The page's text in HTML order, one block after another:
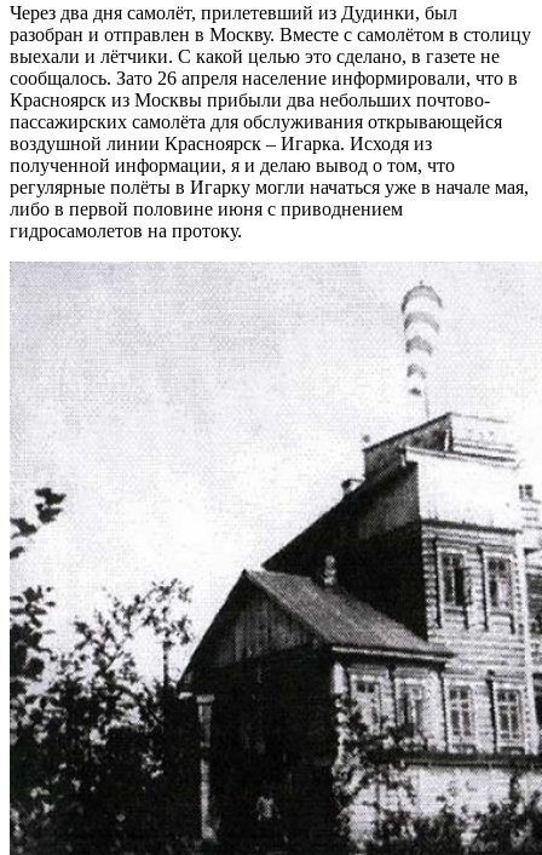
Через два дня самолёт, прилетевший из Дудинки, был
разобран и отправлен в Москву. Вместе с самолётом в столицу
выехали и лётчики. С какой целью это сделано, в газете не
сообщалось. Зато 26 апреля население информировали, что в
Красноярск из Москвы прибыли два небольших почтово-
пассажирских самолёта для обслуживания открывающейся
воздушной линии Красноярск – Игарка. Исходя из
полученной информации, я и делаю вывод о том, что
регулярные полёты в Игарку могли начаться уже в начале мая,
либо в первой половине июня с приводнением
гидросамолетов на протоку.